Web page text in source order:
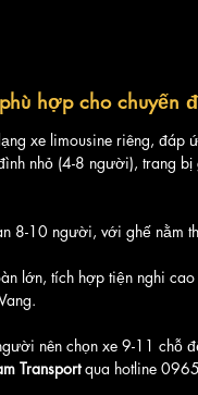
hợp cho chuyến
xe limousine riêng, đáp
nhỏ (4-8 người), trang
8-10 người, với ghế nằm
lớn, tích hợp tiện nghi
nên chọn xe 9-11 chỗ
Transport qua hotline